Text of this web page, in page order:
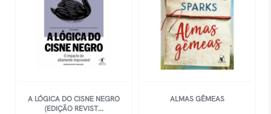
A LÓGICA DO CISNE NEGRO
(EDIÇÃO REVIST...
ALMAS GÊMEAS